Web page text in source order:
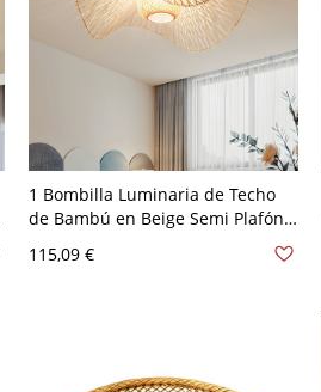
1 Bombilla Luminaria de Techo
de Bambú en Beige Semi Plafón
Asiático de Globo con Diseño de
Hoja de Loto - Beige 110 A 120 V
115,09 €